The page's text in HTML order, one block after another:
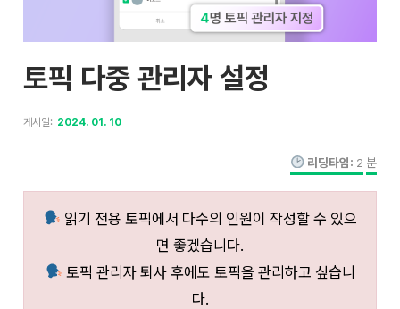
토픽 다중 관리자 설정
게시일: 2024. 01. 10
리딩타임: 2 분
읽기 전용 토픽에서 다수의 인원이 작성할 수 있으
면 좋겠습니다.
토픽 관리자 퇴사 후에도 토픽을 관리하고 싶습니
다.